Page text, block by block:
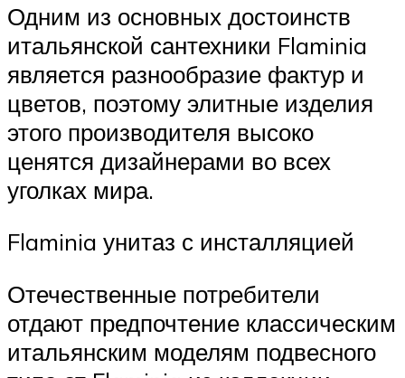
Одним из основных достоинств
итальянской сантехники Flaminia
является разнообразие фактур и
цветов, поэтому элитные изделия
этого производителя высоко
ценятся дизайнерами во всех
уголках мира.
Flaminia унитаз с инсталляцией
Отечественные потребители
отдают предпочтение классическим
итальянским моделям подвесного